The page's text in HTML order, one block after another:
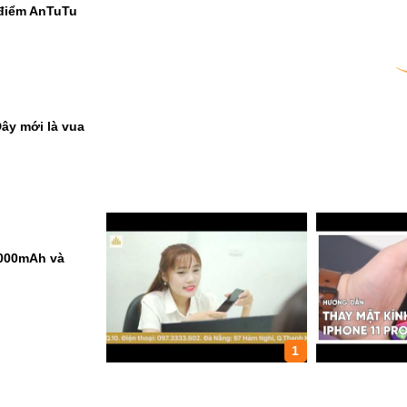
AnTuTu
mới là vua
và
1